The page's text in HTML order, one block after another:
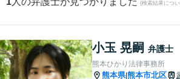
(検索結果につ
小玉 晃嗣 弁護士
熊本ひかり法律事務所
熊本県|熊本市北区